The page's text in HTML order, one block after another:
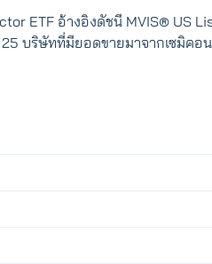
ETF อ้างอิงดัชนี MVIS® US
บริษัทที่มียอดขายมาจากเซมิค